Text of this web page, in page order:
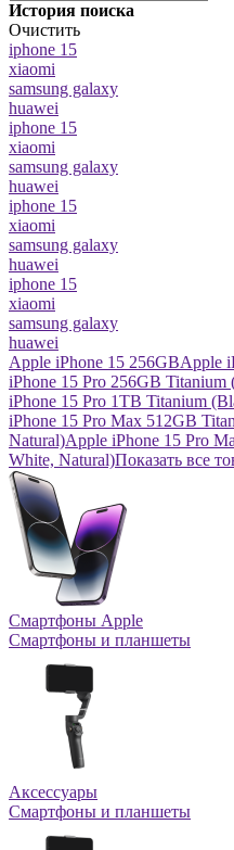
История поиска
Очистить
iphone 15
xiaomi
samsung galaxy
huawei
iphone 15
xiaomi
samsung galaxy
huawei
iphone 15
xiaomi
samsung galaxy
huawei
iphone 15
xiaomi
samsung galaxy
huawei
Apple iPhone 15 256GBApple
iPhone 15 Pro 256GB
iPhone 15 Pro 1TB Titanium
iPhone 15 Pro Max 512GB
Natural)Apple iPhone 15 Pro
White, Natural)Показать все
Смартфоны Apple
Смартфоны и планшеты
Аксессуары
Смартфоны и планшеты